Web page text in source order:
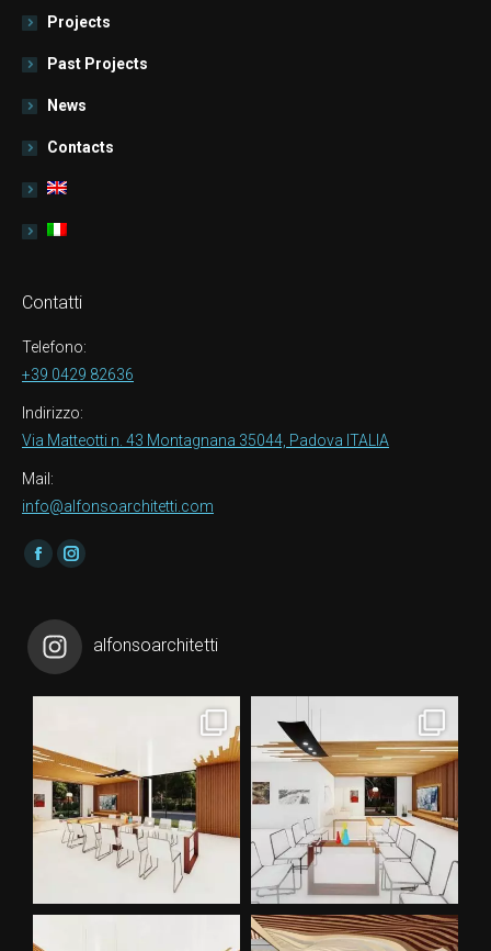
Projects
Past Projects
News
Contacts
Contatti
Telefono:
+39 0429 82636
Indirizzo:
Via Matteotti n. 43 Montagnana 35044, Padova ITALIA
Mail:
info@alfonsoarchitetti.com
Find us on:
FacebookInstagram
alfonsoarchitetti